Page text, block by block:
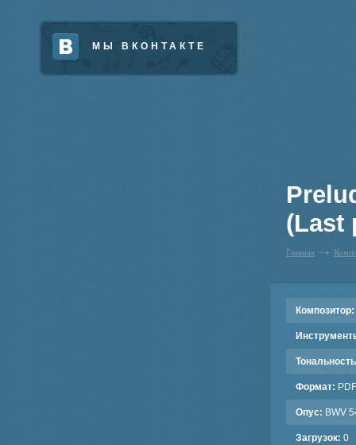
МЫ ВКОНТАКТЕ
(Last
Главная
Композитор:
Формат: PDF
Опус: BWV
Загрузок: 0